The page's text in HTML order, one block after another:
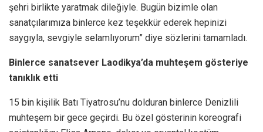
şehri birlikte yaratmak dileğiyle. Bugün bizimle olan
sanatçılarımıza binlerce kez teşekkür ederek hepinizi
saygıyla, sevgiyle selamlıyorum” diye sözlerini tamamladı.
Binlerce sanatsever Laodikya’da muhteşem gösteriye
tanıklık etti
15 bin kişilik Batı Tiyatrosu’nu dolduran binlerce Denizlili
muhteşem bir gece geçirdi. Bu özel gösterinin koreografi